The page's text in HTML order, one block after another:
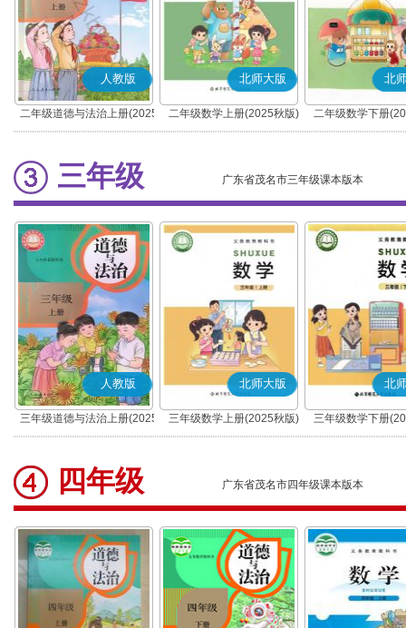
人教版
二年级道德与法治上册(2025
秋版)(部编版)
北师大版
二年级数学上册(2025秋版)
北
二年级数学下册
三年级 广东省茂名市三年级课本版本
人教版
三年级道德与法治上册(2025
秋版)(部编版)
北师大版
三年级数学上册(2025秋版)
北
三年级数学下册
四年级 广东省茂名市四年级课本版本